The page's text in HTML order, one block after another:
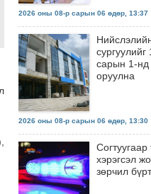
2026 оны 08-р сарын 06 өдөр, 13:37
сургуулийг
сарын 1-нд
оруулна
2026 оны 08-р сарын 06 өдөр, 13:30
Согтуугаар
хэрэгсэл
зөрчил